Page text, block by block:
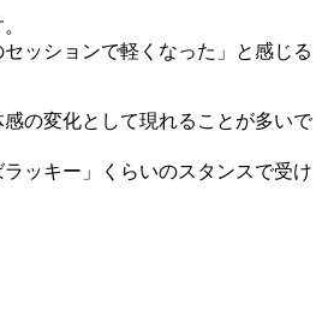
ッションで軽くなった」と感じる
の変化として現れることが多いで
ッキー」くらいのスタンスで受け